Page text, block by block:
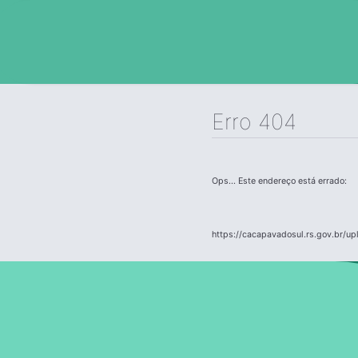
Erro 404
Ops... Este endereço está errado:
https://cacapavadosul.rs.gov.br/